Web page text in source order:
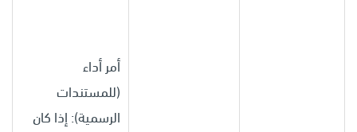
أمر أداء
(للمستندات
الرسمية): إذا كان